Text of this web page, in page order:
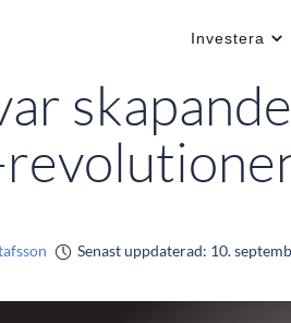
Investera
Senast uppdaterad: 10.